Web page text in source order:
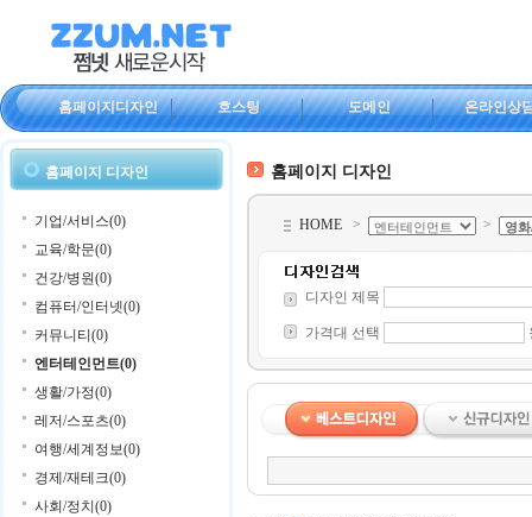
홈페이지디자인 호스팅 도메인 온라인상
홈페이지 디자인
기업/서비스(0)
교육/학문(0)
건강/병원(0)
컴퓨터/인터넷(0)
커뮤니티(0)
엔터테인먼트(0)
생활/가정(0)
레저/스포츠(0)
여행/세계정보(0)
경제/재테크(0)
사회/정치(0)
홈페이지 디자인
HOME > >
디자인 제목
가격대 선택